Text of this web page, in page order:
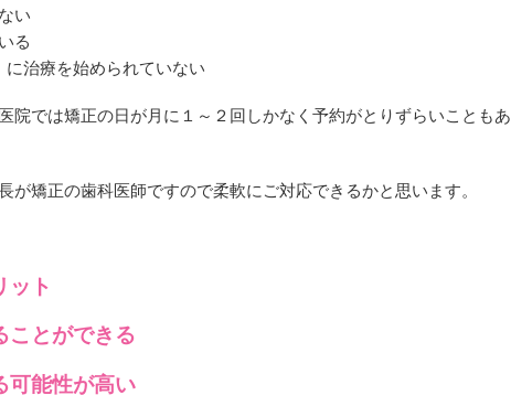
い
る
治療を始められていない
院では矯正の日が月に１～２回しかなく予約がとりずらいこともあ
が矯正の歯科医師ですので柔軟にご対応できるかと思います。
ット
ことができる
可能性が高い